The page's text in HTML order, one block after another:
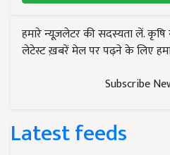
हमारे न्यूज़लेटर की सदस्यता लें.
लेटेस्ट ख़बरें मेल पर पढ़ने के लिए
Subscribe
Latest feeds